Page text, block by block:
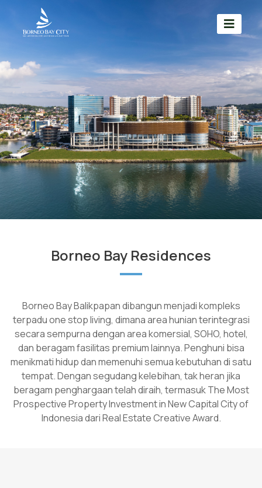
Borneo Bay Residences
Borneo Bay Balikpapan dibangun menjadi kompleks
terpadu one stop living, dimana area hunian terintegrasi
secara sempurna dengan area komersial, SOHO, hotel,
dan beragam fasilitas premium lainnya. Penghuni bisa
menikmati hidup dan memenuhi semua kebutuhan di satu
tempat. Dengan segudang kelebihan, tak heran jika
beragam penghargaan telah diraih, termasuk The Most
Prospective Property Investment in New Capital City of
Indonesia dari Real Estate Creative Award.